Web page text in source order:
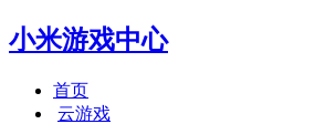
小米游戏中心
首页
云游戏